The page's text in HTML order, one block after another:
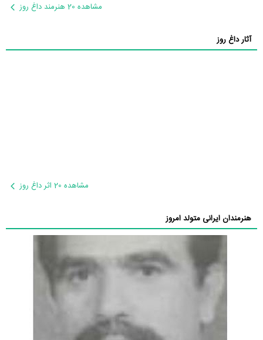
مشاهده 20 هنرمند داغ روز
آثار داغ روز
مشاهده 20 اثر داغ روز
هنرمندان ایرانی متولد امروز